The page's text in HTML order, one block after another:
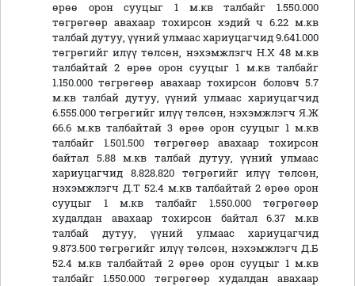
өрөө орон сууцыг 1 м.кв талбайг 1.550.000
төгрөгөөр авахаар тохирсон хэдий ч 6.22 м.кв
талбай дутуу, үүний улмаас хариуцагчид 9.641.000
төгрөгийг илүү төлсөн, нэхэмжлэгч Н.Х 48 м.кв
талбайтай 2 өрөө орон сууцыг 1 м.кв талбайг
1.150.000 төгрөгөөр авахаар тохирсон боловч 5.7
м.кв талбай дутуу, үүний улмаас хариуцагчид
6.555.000 төгрөгийг илүү төлсөн, нэхэмжлэгч Я.Ж
66.6 м.кв талбайтай 3 өрөө орон сууцыг 1 м.кв
талбайг 1.501.500 төгрөгөөр авахаар тохирсон
байтал 5.88 м.кв талбай дутуу, үүний улмаас
хариуцагчид 8.828.820 төгрөгийг илүү төлсөн,
нэхэмжлэгч Д.Т 52.4 м.кв талбайтай 2 өрөө орон
сууцыг 1 м.кв талбайг 1.550.000 төгрөгөөр
худалдан авахаар тохирсон байтал 6.37 м.кв
талбай дутуу, үүний улмаас хариуцагчид
9.873.500 төгрөгийг илүү төлсөн, нэхэмжлэгч Д.Б
52.4 м.кв талбайтай 2 өрөө орон сууцыг 1 м.кв
талбайг 1.550.000 төгрөгөөр худалдан авахаар